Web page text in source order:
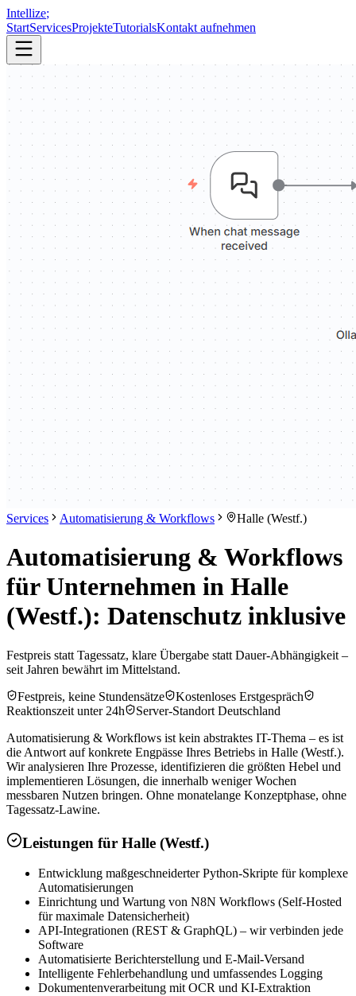
Intellize;
StartServicesProjekteTutorialsKontakt aufnehmen
Services Automatisierung & Workflows Halle (Westf.)
Automatisierung & Workflows
für Unternehmen in Halle
(Westf.): Datenschutz inklusive
Festpreis statt Tagessatz, klare Übergabe statt Dauer-Abhängigkeit –
seit Jahren bewährt im Mittelstand.
Festpreis, keine Stundensätze
Kostenloses Erstgespräch
Reaktionszeit unter 24h
Server-Standort Deutschland
Automatisierung & Workflows ist kein abstraktes IT-Thema – es ist
die Antwort auf konkrete Engpässe Ihres Betriebs in Halle (Westf.).
Wir analysieren Ihre Prozesse, identifizieren die größten Hebel und
implementieren Lösungen, die innerhalb weniger Wochen
messbaren Nutzen bringen. Ohne monatelange Konzeptphase, ohne
Tagessatz-Lawine.
Leistungen für Halle (Westf.)
Entwicklung maßgeschneiderter Python-Skripte für komplexe
Automatisierungen
Einrichtung und Wartung von N8N Workflows (Self-Hosted
für maximale Datensicherheit)
API-Integrationen (REST & GraphQL) – wir verbinden jede
Software
Automatisierte Berichterstellung und E-Mail-Versand
Intelligente Fehlerbehandlung und umfassendes Logging
Dokumentenverarbeitung mit OCR und KI-Extraktion